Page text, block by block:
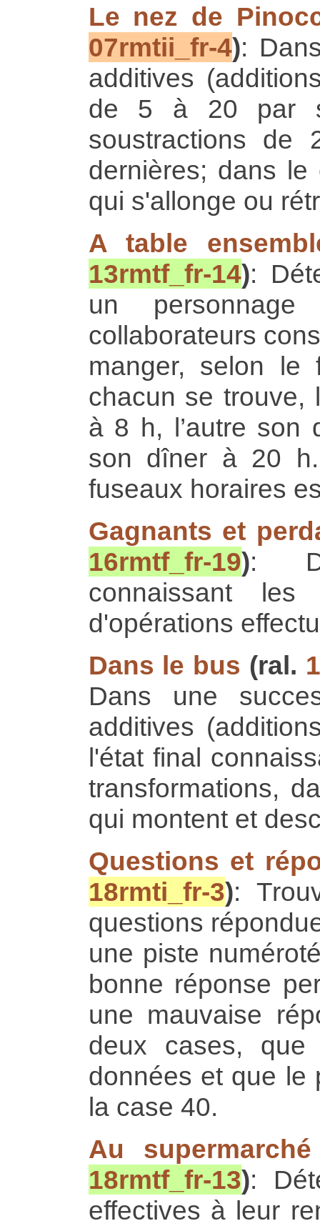
Le nez de
07rmtii_fr-4):
additives
de 5 à 20 par
soustractions de
dernières; dans
qui s'allonge ou
A table
13rmtf_fr-14):
un
collaborateurs
manger, selon
chacun se trouve,
à 8 h, l’autre son
son dîner à 20
fuseaux horaires
Gagnants et
16rmtf_fr-19):
connaissant
d'opérations
Dans le bus (ral.
Dans une
additives
l'état final
transformations,
qui montent et
Questions et
18rmti_fr-3):
questions
une piste
bonne réponse
une mauvaise
deux cases,
données et que le
la case 40.
Au supermarché
18rmtf_fr-13):
effectives à leur